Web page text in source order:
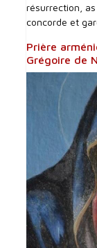
résurrection, as
concorde et
Prière
Grégoire de